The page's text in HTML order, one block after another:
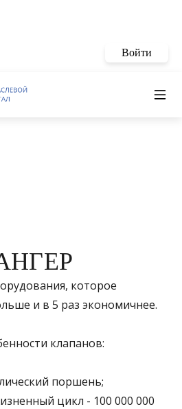
Войти
которое
и в 5 раз экономичнее.
клапанов:
поршень;
цикл - 100 000 000